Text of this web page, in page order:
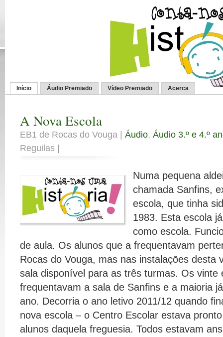
Início Áudio Premiado Vídeo Premiado Acerca
A Nova Escola
EB1 de Rocas do Vouga | Áudio, Áudio 3.º e 4.º
Reguilas |
Numa pequena
chamada Sanfins,
escola, que tinha
1983. Esta escola
como escola.
de aula. Os alunos que a frequentavam
Rocas do Vouga, mas nas instalações desta
sala disponível para as três turmas. Os vinte
frequentavam a sala de Sanfins e a maioria
ano. Decorria o ano letivo 2011/12 quando
nova escola – o Centro Escolar estava
alunos daquela freguesia. Todos estavam